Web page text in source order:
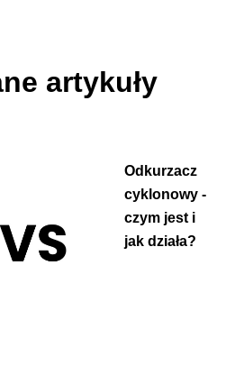
artykuły
Odkurzacz
cyklonowy -
czym jest i
jak działa?